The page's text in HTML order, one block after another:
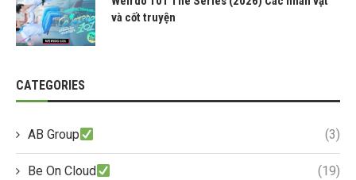
và cốt truyện
CATEGORIES
AB Group (3)
Be On Cloud (19)